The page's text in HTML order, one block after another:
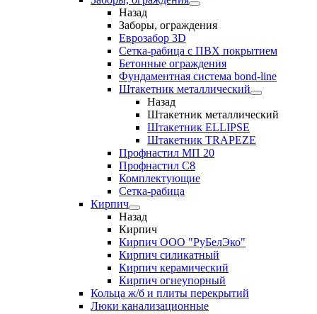
Назад
Заборы, ограждения
Еврозабор 3D
Сетка-рабица с ПВХ покрытием
Бетонные ограждения
Фундаментная система bond-line
Штакетник металлический
Назад
Штакетник металлический
Штакетник ELLIPSE
Штакетник TRAPEZE
Профнастил МП 20
Профнастил С8
Комплектующие
Сетка-рабица
Кирпич
Назад
Кирпич
Кирпич ООО "РуБелЭко"
Кирпич силикатный
Кирпич керамический
Кирпич огнеупорный
Кольца ж/б и плиты перекрытий
Люки канализационные